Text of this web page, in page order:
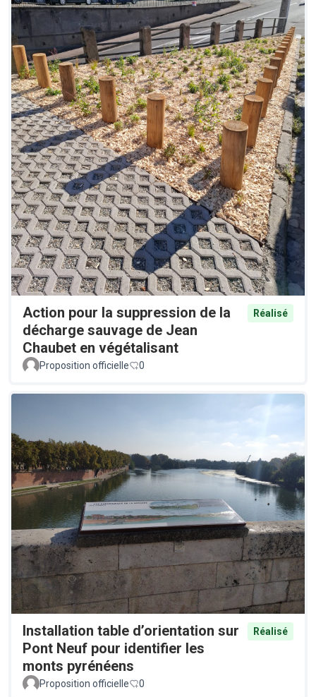
Action pour la suppression de la
décharge sauvage de Jean
Chaubet en végétalisant
Réalisé
Proposition officielle 0
Installation table d’orientation sur
Pont Neuf pour identifier les
monts pyrénéens
Réalisé
Proposition officielle 0